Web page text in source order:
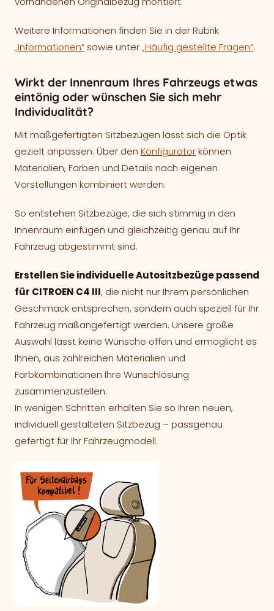
Weitere Informationen finden Sie in der Rubrik
„Informationen“ sowie unter„Häufig gestellte Fragen“.
Wirkt der Innenraum Ihres Fahrzeugs etwas
eintönig oder wünschen Sie sich mehr
Individualität?
Mit maßgefertigten Sitzbezügen lässt sich die Optik
gezielt anpassen. Über den Konfiguratorkönnen
Materialien, Farben und Details nach eigenen
Vorstellungen kombiniert werden.
So entstehen Sitzbezüge, die sich stimmig in den
Innenraum einfügen und gleichzeitig genau auf Ihr
Fahrzeug abgestimmt sind.
Erstellen Sie individuelle Autositzbezüge passend
für CITROEN C4 III, die nicht nur Ihrem persönlichen
Geschmack entsprechen, sondern auch speziell für Ihr
Fahrzeug maßangefertigt werden. Unsere große
Auswahl lässt keine Wünsche offen und ermöglicht es
Ihnen, aus zahlreichen Materialien und
Farbkombinationen Ihre Wunschlösung
zusammenzustellen.
In wenigen Schritten erhalten Sie so Ihren neuen,
individuell gestalteten Sitzbezug – passgenau
gefertigt für Ihr Fahrzeugmodell.